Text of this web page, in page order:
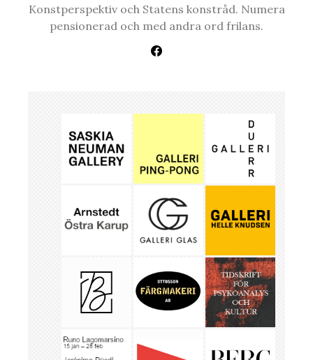
Konstperspektiv och Statens konstråd. Numera
pensionerad och med andra ord frilans.